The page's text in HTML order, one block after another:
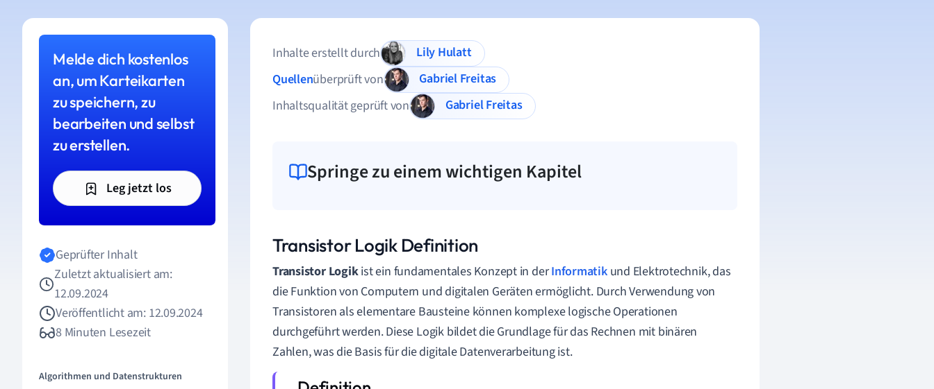
Melde dich kostenlos
an, um Karteikarten
zu speichern, zu
bearbeiten und selbst
zu erstellen.
Leg jetzt los
Geprüfter Inhalt
Zuletzt aktualisiert am:
12.09.2024
Veröffentlicht am: 12.09.2024
8 Minuten Lesezeit
Algorithmen und Datenstrukturen
Inhalte erstellt durch
Lily Hulatt
Quellenüberprüft von
Gabriel Freitas
Inhaltsqualität geprüft von
Gabriel Freitas
Springe zu einem wichtigen Kapitel
Transistor Logik Definition
Transistor Logikist ein fundamentales Konzept in derInformatikund Elektrotechnik, das
die Funktion von Computern und digitalen Geräten ermöglicht. Durch Verwendung von
Transistoren als elementare Bausteine können komplexe logische Operationen
durchgeführt werden. Diese Logik bildet die Grundlage für das Rechnen mit binären
Zahlen, was die Basis für die digitale Datenverarbeitung ist.